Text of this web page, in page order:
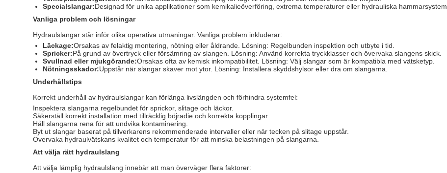
Specialslangar:Designad för unika applikationer som kemikalieöverföring, extrema temperaturer eller hydrauliska hammarsystem.
Vanliga problem och lösningar
Hydraulslangar står inför olika operativa utmaningar. Vanliga problem inkluderar:
Läckage:Orsakas av felaktig montering, nötning eller åldrande. Lösning: Regelbunden inspektion och utbyte i tid.
Spricker:På grund av övertryck eller försämring av slangen. Lösning: Använd korrekta tryckklasser och övervaka slangens skick.
Svullnad eller mjukgörande:Orsakas ofta av kemisk inkompatibilitet. Lösning: Välj slangar som är kompatibla med vätsketyp.
Nötningsskador:Uppstår när slangar skaver mot ytor. Lösning: Installera skyddshylsor eller dra om slangarna.
Underhållstips
Korrekt underhåll av hydraulslangar kan förlänga livslängden och förhindra systemfel:
Inspektera slangarna regelbundet för sprickor, slitage och läckor.
Säkerställ korrekt installation med tillräcklig böjradie och korrekta kopplingar.
Håll slangarna rena för att undvika kontaminering.
Byt ut slangar baserat på tillverkarens rekommenderade intervaller eller när tecken på slitage uppstår.
Övervaka hydraulvätskans kvalitet och temperatur för att minska belastningen på slangarna.
Att välja rätt hydraulslang
Att välja lämplig hydraulslang innebär att man överväger flera faktorer: